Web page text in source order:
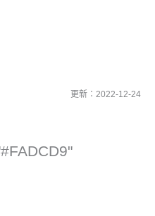
更新：2022-12-24